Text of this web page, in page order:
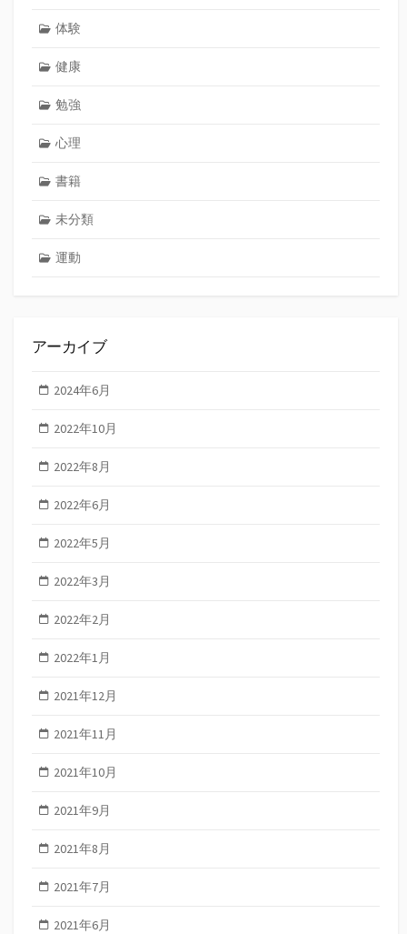
体験
健康
勉強
心理
書籍
未分類
運動
アーカイブ
2024年6月
2022年10月
2022年8月
2022年6月
2022年5月
2022年3月
2022年2月
2022年1月
2021年12月
2021年11月
2021年10月
2021年9月
2021年8月
2021年7月
2021年6月